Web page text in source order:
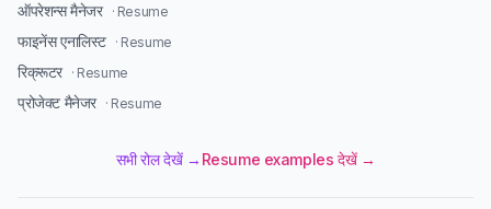
ऑपरेशन्स मैनेजर · Resume
फाइनेंस एनालिस्ट · Resume
रिक्रूटर · Resume
प्रोजेक्ट मैनेजर · Resume
सभी रोल देखें → Resume examples देखें →